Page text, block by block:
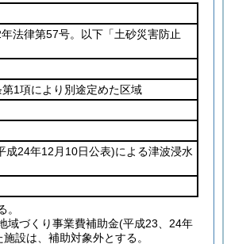
法律第57号。以下「土砂災害防止
1項により別途定めた区域
成24年12月10日公表)による津波浸水
づくり事業費補助金(平成23、24年
設は、補助対象外とする。